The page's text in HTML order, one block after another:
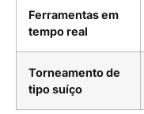
Ferramentas em
tempo real
Torneamento de
tipo suíço